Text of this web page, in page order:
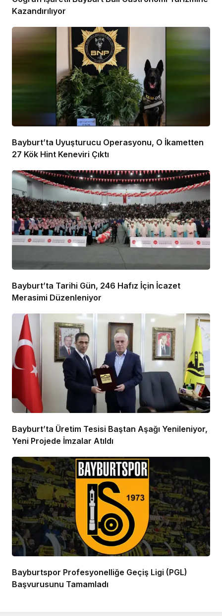
Kazandırılıyor
Bayburt’ta Uyuşturucu Operasyonu, O İkametten
27 Kök Hint Keneviri Çıktı
Bayburt’ta Tarihi Gün, 246 Hafız İçin İcazet
Merasimi Düzenleniyor
Bayburt’ta Üretim Tesisi Baştan Aşağı Yenileniyor,
Yeni Projede İmzalar Atıldı
Bayburtspor Profesyonelliğe Geçiş Ligi (PGL)
Başvurusunu Tamamladı